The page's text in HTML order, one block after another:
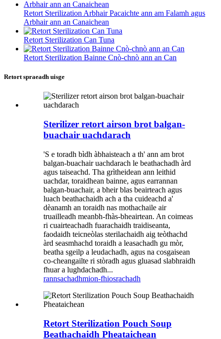
Retort Sterilization Arbhair Pacaichte ann am Falamh agus
Arbhair ann an Canaichean
Retort Sterilization Can Tuna
Retort Sterilization Bainne Cnò-chnò ann an Can
Retort spraeadh uisge
Sterilizer retort airson brot balgan-
buachair uachdarach
'S e toradh bìdh àbhaisteach a th' ann am brot
balgan-buachair uachdarach le beathachadh àrd
agus taiseachd. Tha grìtheidean ann leithid
uachdar, toraidhean bainne, agus earrannan
balgan-buachair, a bheir blas beairteach agus
luach beathachaidh ach a tha cuideachd a'
dèanamh an toraidh nas mothachaile air
truailleadh meanbh-fhàs-bheairtean. An coimeas
ri cuairteachadh fuarachaidh traidiseanta,
faodaidh teicneòlas sterilachaidh aig teòthachd
àrd seasmhachd toraidh a leasachadh gu mòr,
beatha sgeilp a leudachadh, agus na cosgaisean
co-cheangailte ri stòradh agus gluasad slabhraidh
fhuar a lughdachadh...
rannsachadhmion-fhiosrachadh
Retort Sterilization Pouch Soup
Beathachaidh Pheataichean